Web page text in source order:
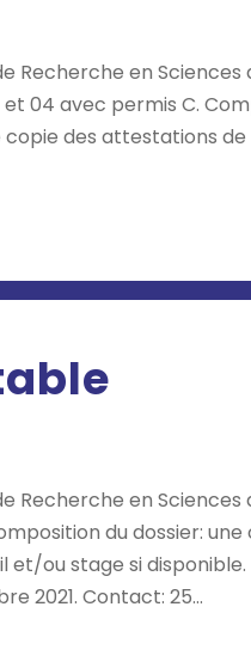
en Sciences
04 avec permis C.
des attestations
en Sciences
du dossier: une
ou stage si disponible.
2021. Contact: 25...